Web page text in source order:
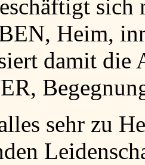
sich
Heim,
damit die
sehr zu